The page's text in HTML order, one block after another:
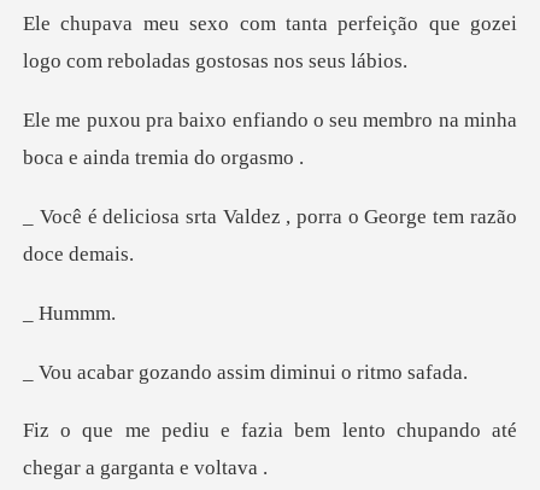
perfeição que gozei
logo com reb
ndo o seu membro na minha
bo
Valdez , porra o George
umm
zando assim dimin
bem lento chupando até
che